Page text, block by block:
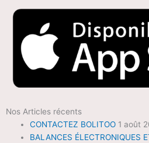
Nos Articles récents
CONTACTEZ BOLITOO 1 août
BALANCES ÉLECTRONIQUES